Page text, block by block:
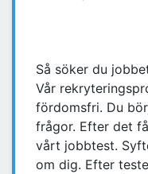
Så söker du
Vår
fördomsfri. Du
frågor. Efter det
vårt jobbtest.
om dig. Efter